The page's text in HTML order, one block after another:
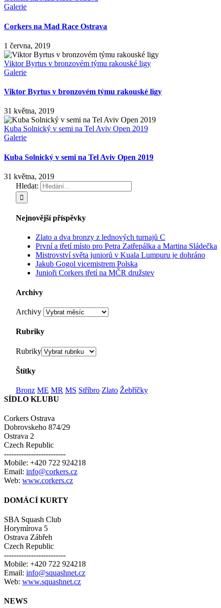
Galerie
Corkers na Mad Race Ostrava
1 června, 2019
Viktor Byrtus v bronzovém týmu rakouské ligy
Galerie
Viktor Byrtus v bronzovém týmu rakouské ligy
31 května, 2019
Kuba Solnický v semi na Tel Aviv Open 2019
Galerie
Kuba Solnický v semi na Tel Aviv Open 2019
31 května, 2019
Hledat:
Nejnovější příspěvky
Zlato a dva bronzy z lednových turnajů C
První a třetí místo pro Petra Zatřepálka a Martina Sládečka
Mistrovství světa juniorů v Kuala Lumpuru je dohráno
Jakub Gogol vicemistrem Polska
Junioři Corkers třetí na MČR družstev
Archivy
Archivy
Rubriky
Rubriky
Štítky
Bronz ME MR MS Stříbro Zlato Žebříčky
SÍDLO KLUBU
Corkers Ostrava
Dobrovskeho 874/29
Ostrava 2
Czech Republic
-------------------------
Mobile: +420 722 924218
Email: info@corkers.cz
Web: www.corkers.cz
DOMÁCÍ KURTY
SBA Squash Club
Horymírova 5
Ostrava Zábřeh
Czech Republic
-------------------------
Mobile: +420 722 924218
Email: info@squashnet.cz
Web: www.squashnet.cz
NEWS